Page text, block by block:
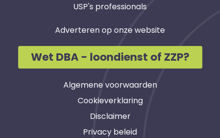
USP's professionals
Adverteren op onze website
Wet DBA - loondienst of ZZP?
Algemene voorwaarden
Cookieverklaring
Disclaimer
Privacy beleid